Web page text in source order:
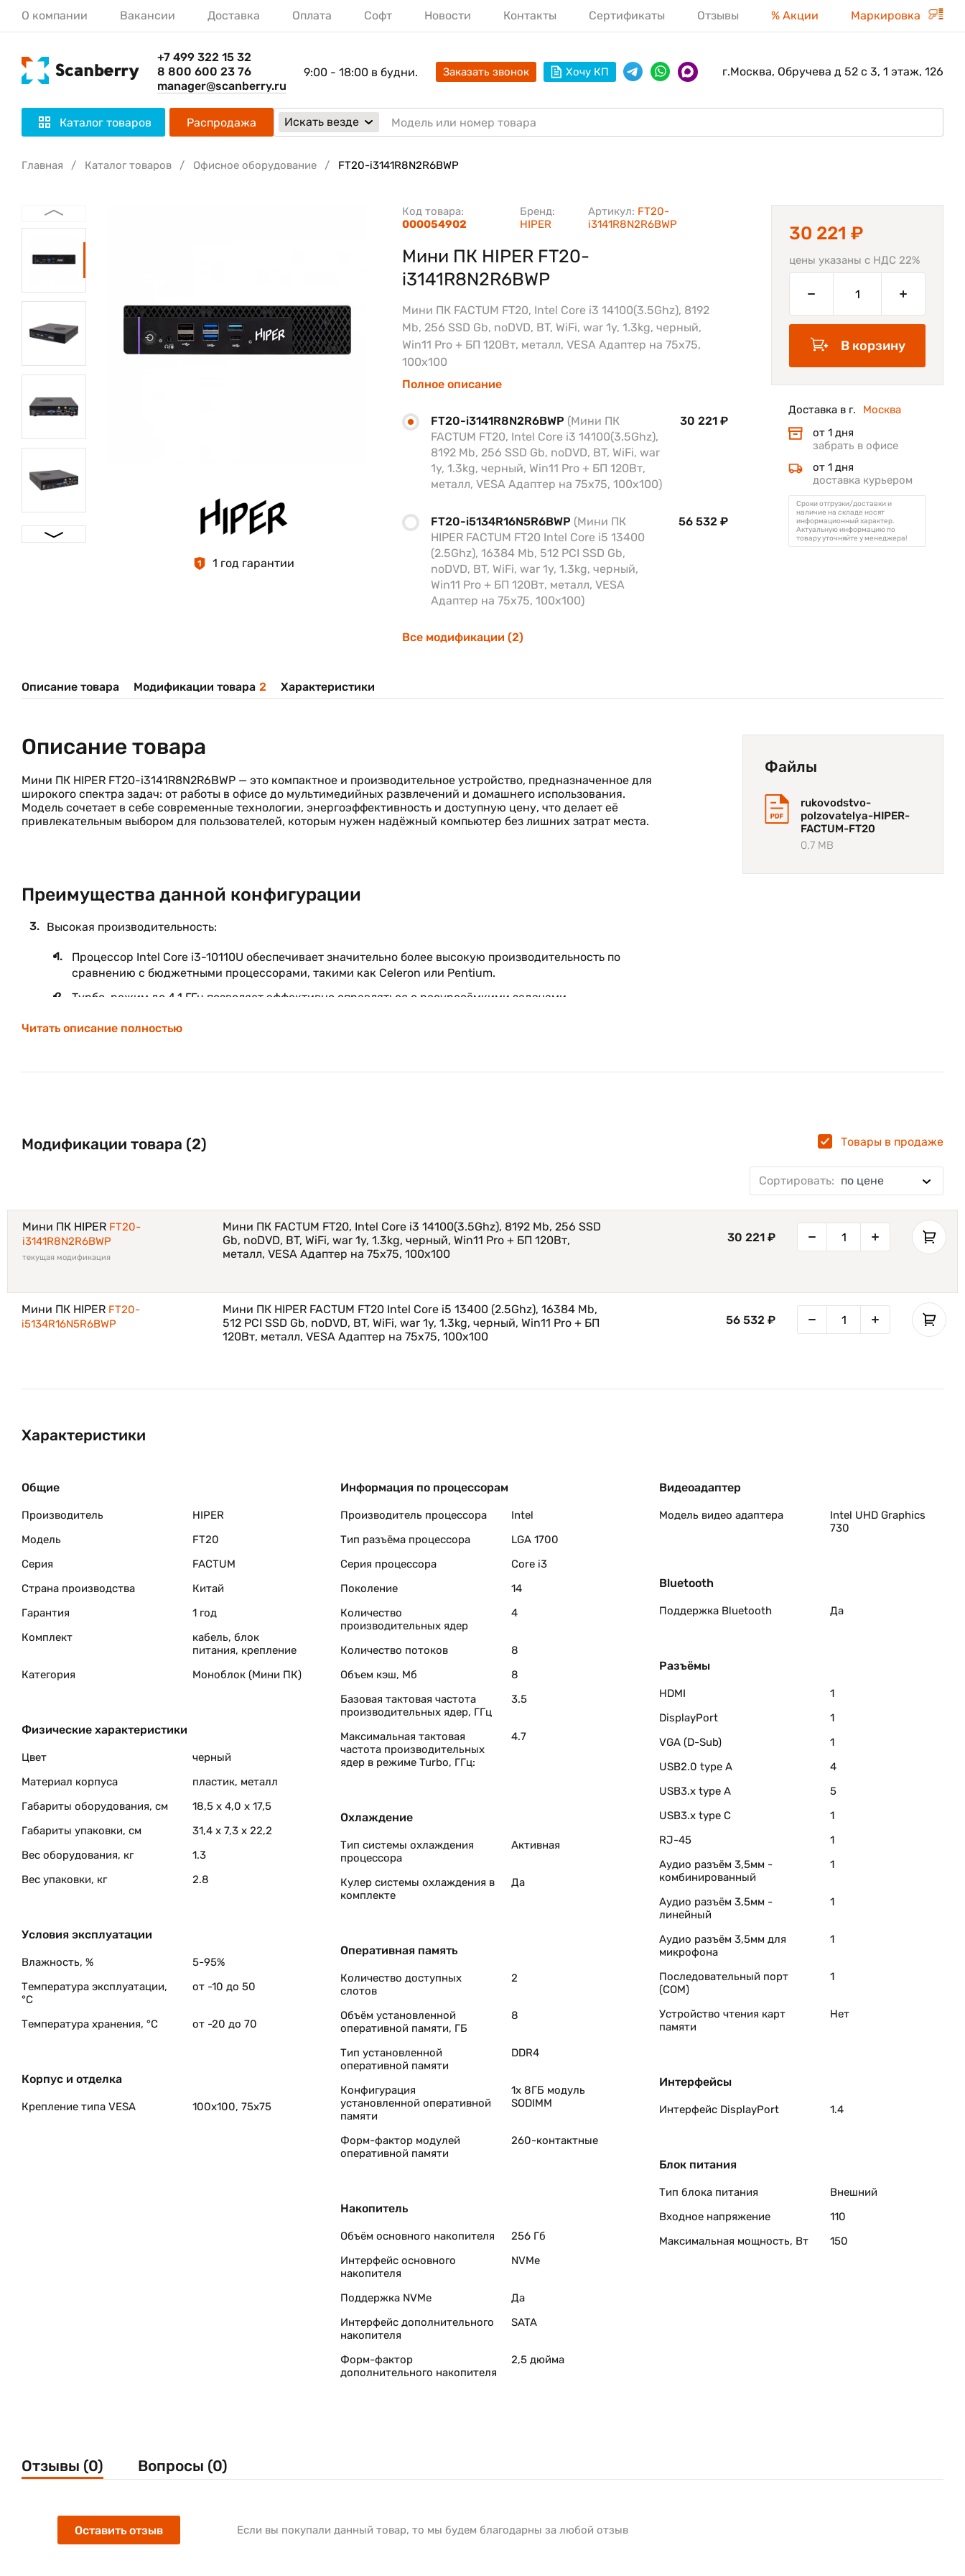
О компании Вакансии Доставка Оплата Софт Новости Контакты Сертификаты Отзывы % Акции Маркировка
+7 499 322 15 32
8 800 600 23 76
manager@scanberry.ru
9:00 - 18:00 в будни. Заказать звонок Хочу КП г.Москва, Обручева д 52 с 3, 1 этаж, 126
Каталог товаров Распродажа Искать везде
Главная Каталог товаров Офисное оборудование FT20-i3141R8N2R6BWP
1 1 год гарантии
Бренд:
HIPER
Код товара:
000054902
Артикул: FT20-
i3141R8N2R6BWP
Мини ПК HIPER FT20-
i3141R8N2R6BWP
Мини ПК FACTUM FT20, Intel Core i3 14100(3.5Ghz), 8192
Mb, 256 SSD Gb, noDVD, BT, WiFi, war 1y, 1.3kg, черный,
Win11 Pro + БП 120Вт, металл, VESA Адаптер на 75х75,
100х100
Полное описание
FT20-i3141R8N2R6BWP (Мини ПК
FACTUM FT20, Intel Core i3 14100(3.5Ghz),
8192 Mb, 256 SSD Gb, noDVD, BT, WiFi, war
1y, 1.3kg, черный, Win11 Pro + БП 120Вт,
металл, VESA Адаптер на 75х75, 100х100)
30 221 ₽
FT20-i5134R16N5R6BWP (Мини ПК
HIPER FACTUM FT20 Intel Core i5 13400
(2.5Ghz), 16384 Mb, 512 PCI SSD Gb,
noDVD, BT, WiFi, war 1y, 1.3kg, черный,
Win11 Pro + БП 120Вт, металл, VESA
Адаптер на 75х75, 100х100)
56 532 ₽
Все модификации (2)
30 221 ₽
цены указаны с НДС 22%
В корзину
Доставка в г.
Москва
от 1 дня
забрать в офисе
от 1 дня
доставка курьером
Сроки отгрузки/доставки и
наличие на складе носят
информационный характер.
Актуальную информацию по
товару уточняйте у менеджера!
Описание товара Модификации товара 2 Характеристики
Описание товара
Мини ПК HIPER FT20-i3141R8N2R6BWP — это компактное и производительное устройство, предназначенное для
широкого спектра задач: от работы в офисе до мультимедийных развлечений и домашнего использования.
Модель сочетает в себе современные технологии, энергоэффективность и доступную цену, что делает её
привлекательным выбором для пользователей, которым нужен надёжный компьютер без лишних затрат места.
Преимущества данной конфигурации
Высокая производительность:
Процессор Intel Core i3-10110U обеспечивает значительно более высокую производительность по
сравнению с бюджетными процессорами, такими как Celeron или Pentium.
Турбо-режим до 4,1 ГГц позволяет эффективно справляться с ресурсоёмкими задачами.
Больший объём оперативной памяти:
NVMe SSD объёмом 256 ГБ обеспечивает быструю загрузку системы и приложений.
Наличие HDMI и DisplayPort позволяет подключать два монитора одновременно.
Gigabit Ethernet и Wi-Fi 5 обеспечивают стабильное сетевое подключение.
Устройство занимает минимум места и легко переносится.
Подходит для использования как дома, так и в офисе.
подходит для повседневных задач, офисной работы, мультимедийных развлечений и создания домашней сети.
Читать описание полностью
Файлы
rukovodstvo-
polzovatelya-HIPER-
FACTUM-FT20
0.7 MB
Модификации товара (2) Товары в продаже
Сортировать: по цене
Мини ПК HIPER FT20-
i3141R8N2R6BWP
текущая модификация
Мини ПК FACTUM FT20, Intel Core i3 14100(3.5Ghz), 8192 Mb, 256 SSD
Gb, noDVD, BT, WiFi, war 1y, 1.3kg, черный, Win11 Pro + БП 120Вт,
металл, VESA Адаптер на 75х75, 100х100
30 221 ₽
Мини ПК HIPER FT20-
i5134R16N5R6BWP
Мини ПК HIPER FACTUM FT20 Intel Core i5 13400 (2.5Ghz), 16384 Mb,
512 PCI SSD Gb, noDVD, BT, WiFi, war 1y, 1.3kg, черный, Win11 Pro + БП
120Вт, металл, VESA Адаптер на 75х75, 100х100
56 532 ₽
Характеристики
Общие
Производитель
HIPER
Модель
FT20
Серия
FACTUM
Страна производства
Китай
Гарантия
1 год
Комплект
кабель, блок
питания, крепление
Категория
Моноблок (Мини ПК)
Физические характеристики
Цвет
черный
Материал корпуса
пластик, металл
Габариты оборудования, см
18,5 x 4,0 x 17,5
Габариты упаковки, см
31,4 x 7,3 x 22,2
Вес оборудования, кг
1.3
Вес упаковки, кг
2.8
Условия эксплуатации
Влажность, %
5-95%
Температура эксплуатации,
°C
от -10 до 50
Температура хранения, °C от -20 до 70
Корпус и отделка
Крепление типа VESA 100х100, 75х75
Информация по процессорам
Производитель процессора
Intel
Тип разъёма процессора
LGA 1700
Серия процессора
Core i3
Поколение
14
Количество
производительных ядер
4
Количество потоков
8
Объем кэш, Мб
8
Базовая тактовая частота
производительных ядер, ГГц
3.5
Максимальная тактовая
частота производительных
ядер в режиме Turbo, ГГц:
4.7
Охлаждение
Тип системы охлаждения
процессора
Активная
Кулер системы охлаждения в
комплекте
Да
Оперативная память
Количество доступных
слотов
2
Объём установленной
оперативной памяти, ГБ
8
Тип установленной
оперативной памяти
DDR4
Конфигурация
установленной оперативной
памяти
1x 8ГБ модуль
SODIMM
Форм-фактор модулей
оперативной памяти
260-контактные
Накопитель
Объём основного накопителя
256 Гб
Интерфейс основного
накопителя
NVMe
Поддержка NVMe
Да
Интерфейс дополнительного
накопителя
SATA
Форм-фактор
дополнительного накопителя
2,5 дюйма
Видеоадаптер
Модель видео адаптера
Intel UHD Graphics
730
Bluetooth
Поддержка Bluetooth Да
Разъёмы
HDMI
1
DisplayPort
1
VGA (D-Sub)
1
USB2.0 type A
4
USB3.x type A
5
USB3.x type C
1
RJ-45
1
Аудио разъём 3,5мм -
комбинированный
1
Аудио разъём 3,5мм -
линейный
1
Аудио разъём 3,5мм для
микрофона
1
Последовательный порт
(COM)
1
Устройство чтения карт
памяти
Нет
Интерфейсы
Интерфейс DisplayPort 1.4
Блок питания
Тип блока питания
Внешний
Входное напряжение
110
Максимальная мощность, Вт
150
Отзывы (0) Вопросы (0)
Оставить отзыв Если вы покупали данный товар, то мы будем благодарны за любой отзыв